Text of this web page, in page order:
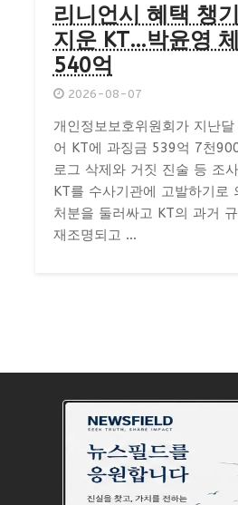
리니언시 혜택 챙
지운 KT…박윤영
540억
2026-08-07
개인정보보호위원회가 지난
어 KT에 과징금 539억 7천
로그 삭제와 거짓 진술 등 조
KT를 수사기관에 고발하기로
처분을 둘러싸고 KT의 과거
재조명되고 ...